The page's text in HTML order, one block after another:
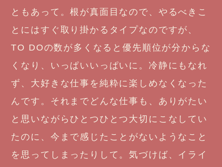
ともあって。根が真面目なので、やるべきこ
とにはすぐ取り掛かるタイプなのですが、
TO DOの数が多くなると優先順位が分からな
くなり、いっぱいいっぱいに。冷静にもなれ
ず、大好きな仕事を純粋に楽しめなくなった
んです。それまでどんな仕事も、ありがたい
と思いながらひとつひとつ大切にこなしてい
たのに、今まで感じたことがないようなこと
を思ってしまったりして。気づけば、イライ